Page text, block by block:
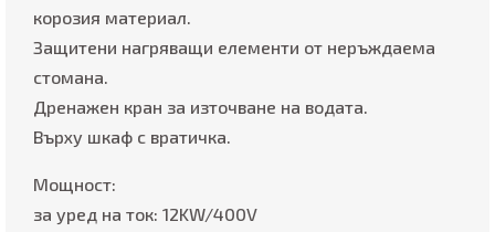
корозия материал.
Защитени нагряващи елементи от неръждаема
стомана.
Дренажен кран за източване на водата.
Върху шкаф с вратичка.
Мощност:
за уред на ток: 12KW/400V